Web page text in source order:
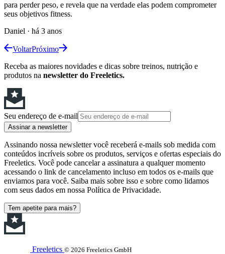
para perder peso, e revela que na verdade elas podem comprometer
seus objetivos fitness.
Daniel · há 3 anos
VoltarPróximo
Receba as maiores novidades e dicas sobre treinos, nutrição e
produtos na newsletter do Freeletics.
Seu endereço de e-mail
Assinar a newsletter
Assinando nossa newsletter você receberá e-mails sob medida com
conteúdos incríveis sobre os produtos, serviços e ofertas especiais do
Freeletics. Você pode cancelar a assinatura a qualquer momento
acessando o link de cancelamento incluso em todos os e-mails que
enviamos para você. Saiba mais sobre isso e sobre como lidamos
com seus dados em nossa Política de Privacidade.
Tem apetite para mais?
Freeletics © 2026 Freeletics GmbH